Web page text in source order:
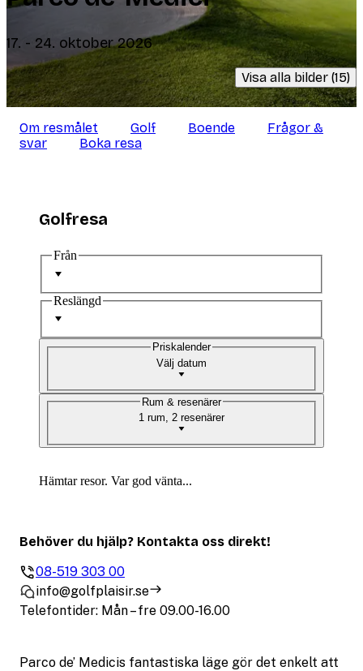
17. - 24. oktober 2026
Visa alla bilder (15)
Om resmålet Golf Boende
Frågor &
svar
Boka resa
Parco de’ Medicis fantastiska läge gör det enkelt att
Golfresa
Från
Reslängd
Välj datum
Priskalender
1 rum, 2 resenärer
Rum & resenärer
Hämtar resor. Var god vänta...
Behöver du hjälp? Kontakta oss direkt!
08-519 303 00
info@golfplaisir.se
Telefontider: Mån – fre 09.00-16.00